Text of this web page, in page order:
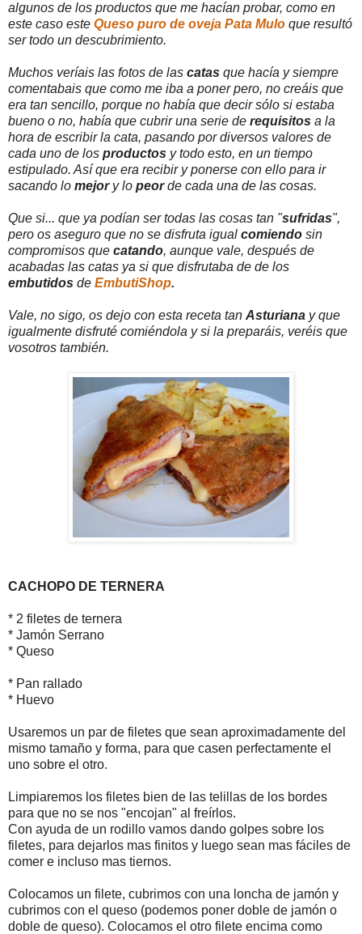
algunos de los productos que me hacían probar, como en
este caso este Queso puro de oveja Pata Mulo que resultó
ser todo un descubrimiento.
Muchos veríais las fotos de las catas que hacía y siempre
comentabais que como me iba a poner pero, no creáis que
era tan sencillo, porque no había que decir sólo si estaba
bueno o no, había que cubrir una serie de requisitos a la
hora de escribir la cata, pasando por diversos valores de
cada uno de los productos y todo esto, en un tiempo
estipulado. Así que era recibir y ponerse con ello para ir
sacando lo mejory lo peorde cada una de las cosas.
Que si... que ya podían ser todas las cosas tan "sufridas",
pero os aseguro que no se disfruta igual comiendo sin
compromisos que catando, aunque vale, después de
acabadas las catas ya si que disfrutaba de de los
embutidos de EmbutiShop.
Vale, no sigo, os dejo con esta receta tan Asturiana y que
igualmente disfruté comiéndola y si la preparáis, veréis que
vosotros también.
CACHOPO DE TERNERA
* 2 filetes de ternera
* Jamón Serrano
* Queso
* Pan rallado
* Huevo
Usaremos un par de filetes que sean aproximadamente del
mismo tamaño y forma, para que casen perfectamente el
uno sobre el otro.
Limpiaremos los filetes bien de las telillas de los bordes
para que no se nos "encojan" al freírlos.
Con ayuda de un rodillo vamos dando golpes sobre los
filetes, para dejarlos mas finitos y luego sean mas fáciles de
comer e incluso mas tiernos.
Colocamos un filete, cubrimos con una loncha de jamón y
cubrimos con el queso (podemos poner doble de jamón o
doble de queso). Colocamos el otro filete encima como